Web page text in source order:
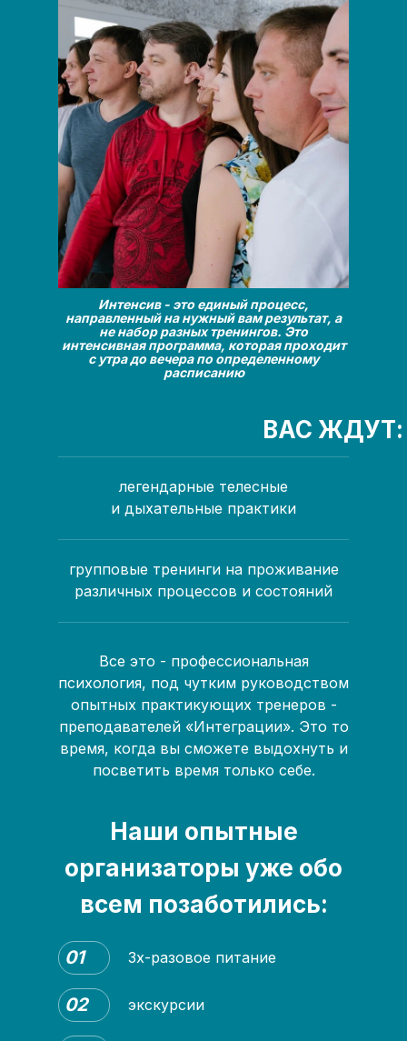
Интенсив - это единый процесс,
направленный на нужный вам результат, а
не набор разных тренингов. Это
интенсивная программа, которая проходит
с утра до вечера по определенному
расписанию
ВАС ЖДУТ:
легендарные телесные
и дыхательные практики
групповые тренинги на проживание
различных процессов и состояний
Все это - профессиональная
психология, под чутким руководством
опытных практикующих тренеров -
преподавателей «Интеграции». Это то
время, когда вы сможете выдохнуть и
посветить время только себе.
Наши опытные
организаторы уже обо
всем позаботились:
3х-разовое питание
01
экскурсии
02